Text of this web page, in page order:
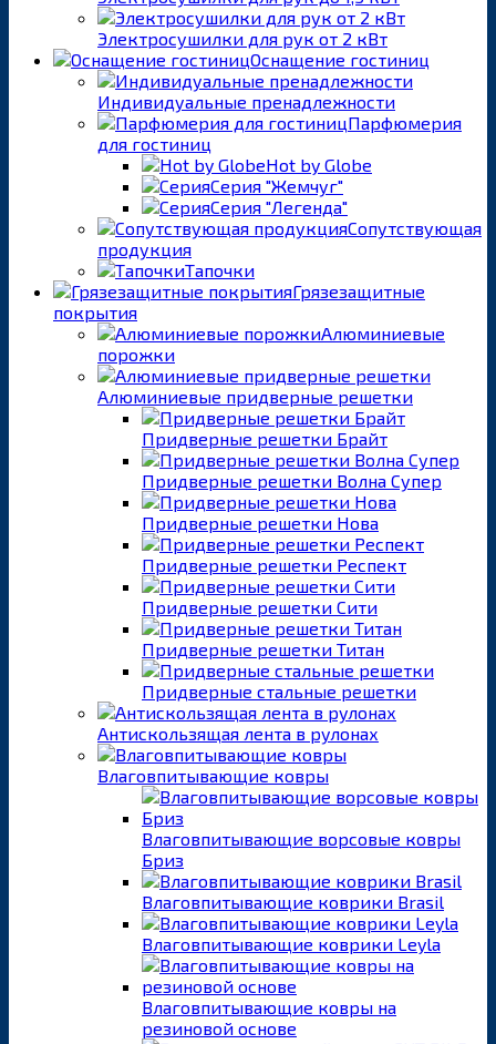
Электросушилки для рук от 2 кВт
Оснащение гостиниц
Индивидуальные пренадлежности
Парфюмерия
для гостиниц
Hot by Globe
Серия "Жемчуг"
Серия "Легенда"
Сопутствующая
продукция
Тапочки
Грязезащитные
покрытия
Алюминиевые
порожки
Алюминиевые придверные решетки
Придверные решетки Брайт
Придверные решетки Волна Супер
Придверные решетки Нова
Придверные решетки Респект
Придверные решетки Сити
Придверные решетки Титан
Придверные стальные решетки
Антискользящая лента в рулонах
Влаговпитывающие ковры
Влаговпитывающие ворсовые ковры
Бриз
Влаговпитывающие коврики Brasil
Влаговпитывающие коврики Leyla
Влаговпитывающие ковры на
резиновой основе